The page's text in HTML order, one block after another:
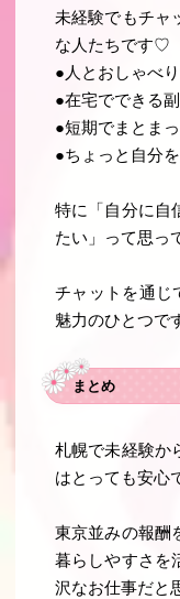
未経験でもチャ
な人たちです♡
●人とおしゃべ
●在宅でできる
●短期でまとま
●ちょっと自分
特に「自分に自
たい」って思っ
チャットを通じ
魅力のひとつで
まとめ
札幌で未経験か
はとっても安心
東京並みの報酬
暮らしやすさを
沢なお仕事だと